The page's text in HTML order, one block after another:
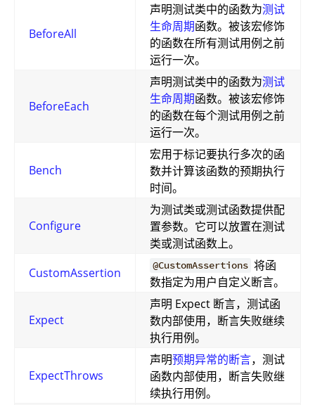
BeforeAll
声明测试类中的函数为测试
生命周期函数。被该宏修饰
的函数在所有测试用例之前
运行一次。
BeforeEach
声明测试类中的函数为测试
生命周期函数。被该宏修饰
的函数在每个测试用例之前
运行一次。
Bench
宏用于标记要执行多次的函
数并计算该函数的预期执行
时间。
Configure
为测试类或测试函数提供配
置参数。它可以放置在测试
类或测试函数上。
CustomAssertion
@CustomAssertions 将函
数指定为用户自定义断言。
Expect
声明 Expect 断言，测试函
数内部使用，断言失败继续
执行用例。
ExpectThrows
声明预期异常的断言，测试
函数内部使用，断言失败继
续执行用例。